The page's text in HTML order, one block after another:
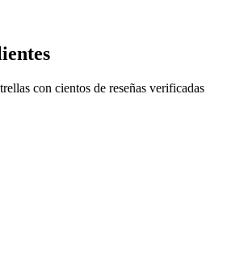
con cientos de reseñas verificadas